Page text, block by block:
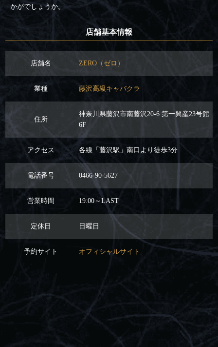
かがでしょうか。
店舗基本情報
店舗名 ZERO（ゼロ）
業種 藤沢高級キャバクラ
住所
神奈川県藤沢市南藤沢20-6 第一興産23号館
6F
アクセス 各線「藤沢駅」南口より徒歩3分
電話番号 0466-90-5627
営業時間 19:00～LAST
定休日 日曜日
予約サイト オフィシャルサイト